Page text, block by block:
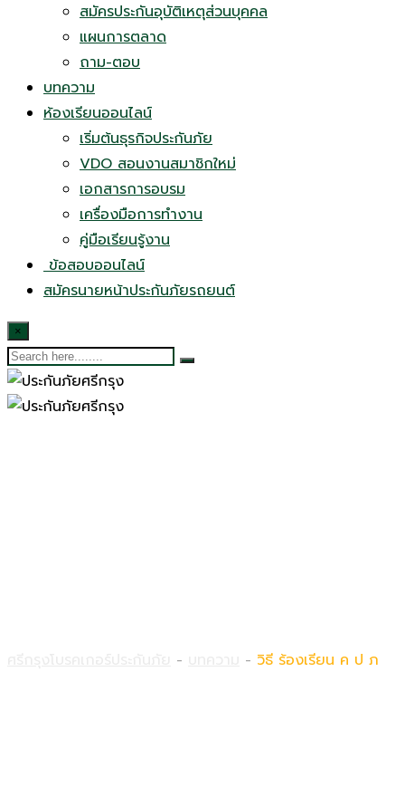
สมัครประกันอุบัติเหตุส่วนบุคคล
แผนการตลาด
ถาม-ตอบ
บทความ
ห้องเรียนออนไลน์
เริ่มต้นธุรกิจประกันภัย
VDO สอนงานสมาชิกใหม่
เอกสารการอบรม
เครื่องมือการทำงาน
คู่มือเรียนรู้งาน
ข้อสอบออนไลน์
สมัครนายหน้าประกันภัยรถยนต์
×
- - วิธี ร้องเรียน ค ป ภ